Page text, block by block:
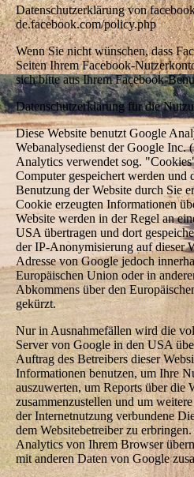
Datenschutzerklärung von
de.facebook.com/policy.php
Wenn Sie nicht wünschen, dass
Seiten Ihrem Facebook-
sich bitte aus Ihrem Facebook-
Datenschutzerklärung für die
Diese Website benutzt Google
Webanalysedienst der Google
Analytics verwendet sog.
Computer gespeichert werden und
Benutzung der Website durch Sie
Cookie erzeugten Informationen
Website werden in der Regel an
USA übertragen und dort
der IP-Anonymisierung auf dieser
Adresse von Google jedoch
Europäischen Union oder in
Abkommens über den
gekürzt.
Nur in Ausnahmefällen wird die
Server von Google in den USA
Auftrag des Betreibers dieser
Informationen benutzen, um Ihre
auszuwerten, um Reports über die
zusammenzustellen und um
der Internetnutzung verbundene
dem Websitebetreiber zu
Analytics von Ihrem Browser
mit anderen Daten von Google